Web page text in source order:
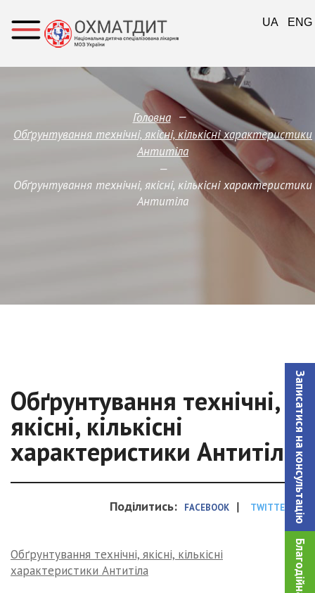
Записатися на консультацiю
Головна —
Обґрунтування технічні, якісні, кількісні характеристики
Антитіла
—
Обґрунтування технічні, якісні, кількісні характеристики
Антитіла
Обґрунтування технічні,
якісні, кількісні
характеристики Антитіла
Поділитись: FACEBOOK | TWITTER
Обґрунтування технічні, якісні, кількісні
характеристики Антитіла
UA ENG